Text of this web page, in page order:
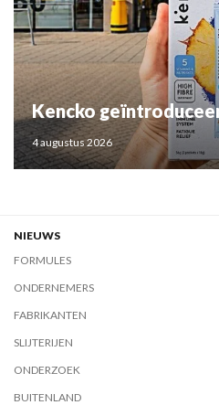
Kencko
4 augustus 2026
NIEUWS
FORMULES
ONDERNEMERS
FABRIKANTEN
SLIJTERIJEN
ONDERZOEK
BUITENLAND